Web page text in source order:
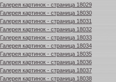
Галерея картинок - страница 18029
Галерея картинок - страница 18030
Галерея картинок - страница 18031
Галерея картинок - страница 18032
Галерея картинок - страница 18033
Галерея картинок - страница 18034
Галерея картинок - страница 18035
Галерея картинок - страница 18036
Галерея картинок - страница 18037
Галерея картинок - страница 18038